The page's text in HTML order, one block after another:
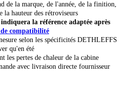
de la marque, de l'année, de la finition,
la hauteur des rétroviseurs
la référence adaptée après
compatibilité
selon les spécificités DETHLEFFS
qu'en été
les pertes de chaleur de la cabine
avec livraison directe fournisseur